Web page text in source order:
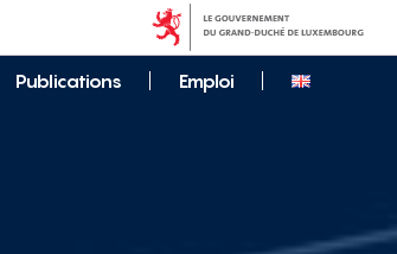
Publications Emploi